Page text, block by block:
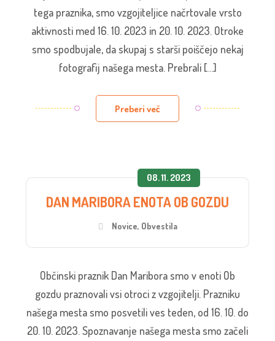
tega praznika, smo vzgojiteljice načrtovale vrsto
aktivnosti med 16. 10. 2023 in 20. 10. 2023. Otroke
smo spodbujale, da skupaj s starši poiščejo nekaj
fotografij našega mesta. Prebrali […]
Preberi več
08. 11. 2023
DAN MARIBORA ENOTA OB GOZDU
Novice, Obvestila
Občinski praznik Dan Maribora smo v enoti Ob
gozdu praznovali vsi otroci z vzgojitelji. Prazniku
našega mesta smo posvetili ves teden, od 16. 10. do
20. 10. 2023. Spoznavanje našega mesta smo začeli